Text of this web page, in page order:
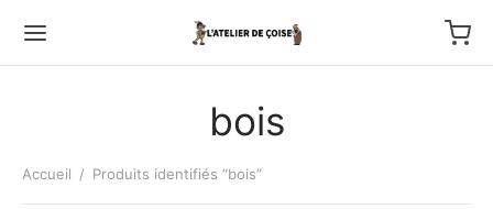
bois
Accueil / Produits identifiés “bois”